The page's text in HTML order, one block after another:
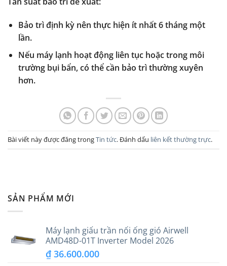
Bảo trì định kỳ nên thực hiện ít nhất 6 tháng một
lần.
Nếu máy lạnh hoạt động liên tục hoặc trong môi
trường bụi bẩn, có thể cần bảo trì thường xuyên
hơn.
Bài viết này được đăng trongTin tức. Đánh dấu liên kết thường trực.
SẢN PHẨM MỚI
Máy lạnh giấu trần nối ống gió Airwell
AMD48D-01T Inverter Model 2026
₫ 36.600.000